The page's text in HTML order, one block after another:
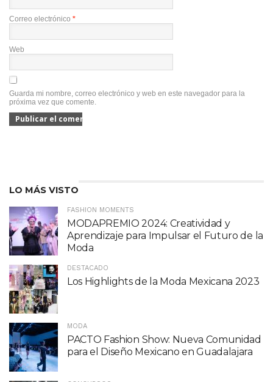
Correo electrónico *
Web
Guarda mi nombre, correo electrónico y web en este navegador para la
próxima vez que comente.
LO MÁS VISTO
FASHION MOMENTS
MODAPREMIO 2024: Creatividad y
Aprendizaje para Impulsar el Futuro de la
Moda
DESTACADO
Los Highlights de la Moda Mexicana 2023
MODA
PACTO Fashion Show: Nueva Comunidad
para el Diseño Mexicano en Guadalajara